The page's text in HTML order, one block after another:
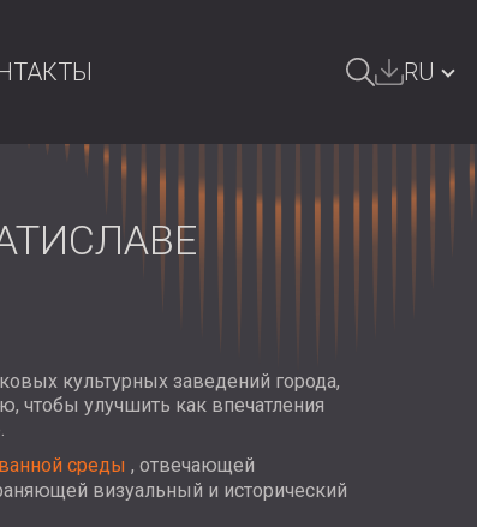
RU
ROMÂNIA | RO
FINLAND | FI
культурных заведений города,
чтобы улучшить как впечатления
среды , отвечающей
визуальный и исторический